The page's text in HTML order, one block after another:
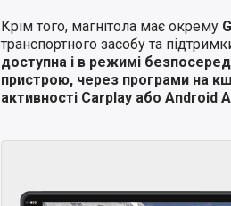
Крім того, магнітола має окрему
транспортного засобу та
доступна і в режимі
пристрою, через програми на
активності Carplay або Android